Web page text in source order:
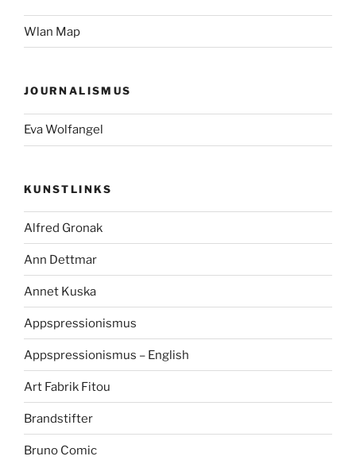
Wlan Map
JOURNALISMUS
Eva Wolfangel
KUNSTLINKS
Alfred Gronak
Ann Dettmar
Annet Kuska
Appspressionismus
Appspressionismus – English
Art Fabrik Fitou
Brandstifter
Bruno Comic